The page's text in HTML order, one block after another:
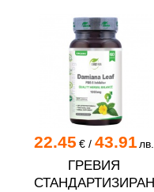
22.45 €/ 43.91лв.
ГРЕВИЯ
СТАНДАРТИЗИРАН